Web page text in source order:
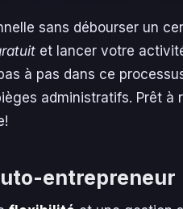
sans débourser un
et lancer votre
à pas dans ce
administratifs. Prêt à
entrepreneur